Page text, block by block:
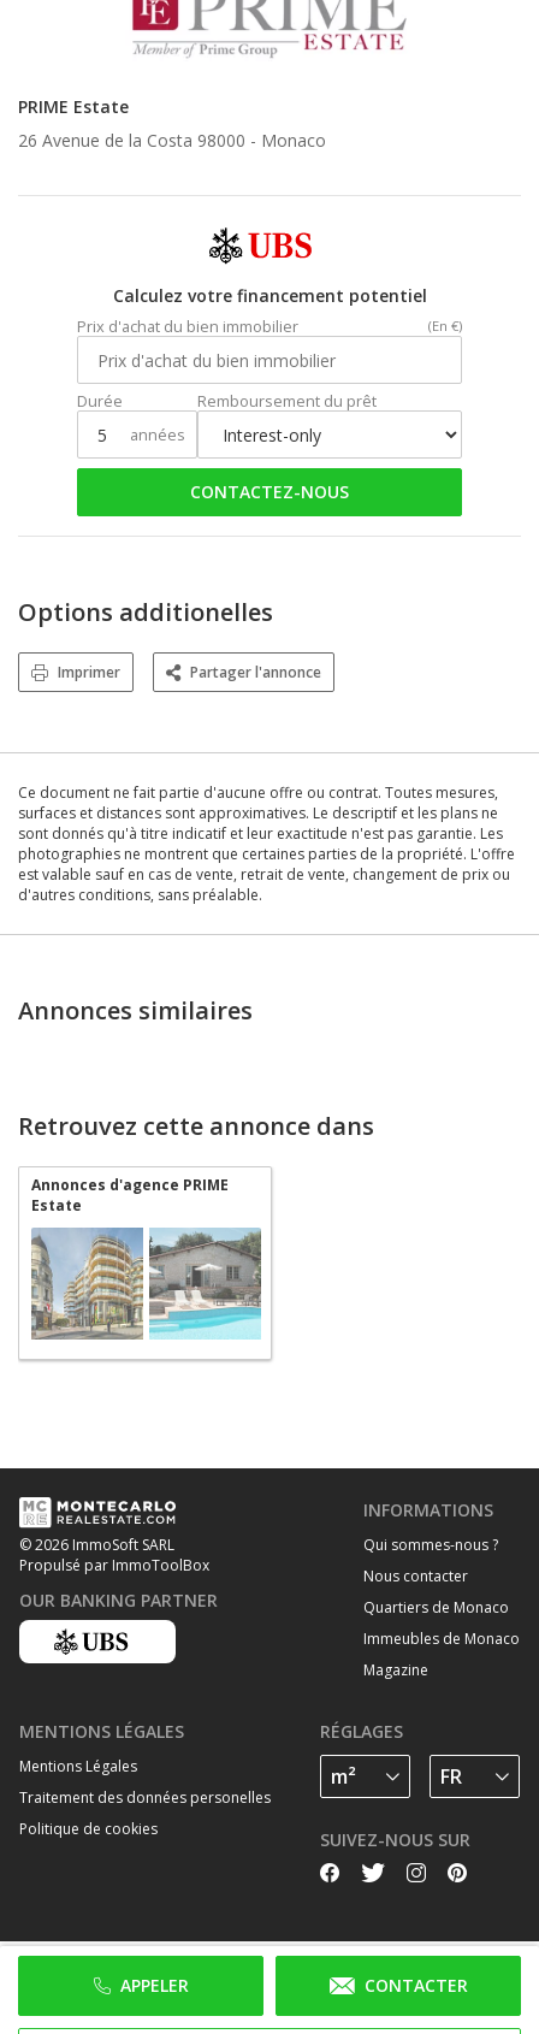
PRIME Estate
26 Avenue de la Costa 98000 - Monaco
Calculez votre financement potentiel
Prix d'achat du bien immobilier (En €)
Durée
années
Remboursement du prêt
CONTACTEZ-NOUS
APPELER CONTACTER
Options additionelles
Imprimer Partager l'annonce
Ce document ne fait partie d'aucune offre ou contrat. Toutes mesures,
surfaces et distances sont approximatives. Le descriptif et les plans ne
sont donnés qu'à titre indicatif et leur exactitude n'est pas garantie. Les
photographies ne montrent que certaines parties de la propriété. L'offre
est valable sauf en cas de vente, retrait de vente, changement de prix ou
d'autres conditions, sans préalable.
Annonces similaires
Retrouvez cette annonce dans
Annonces d'agence PRIME
Estate
© 2026 ImmoSoft SARL
Propulsé par ImmoToolBox
OUR BANKING PARTNER
INFORMATIONS
Qui sommes-nous ?
Nous contacter
Quartiers de Monaco
Immeubles de Monaco
Magazine
MENTIONS LÉGALES
Mentions Légales
Traitement des données personelles
Politique de cookies
RÉGLAGES
SUIVEZ-NOUS SUR